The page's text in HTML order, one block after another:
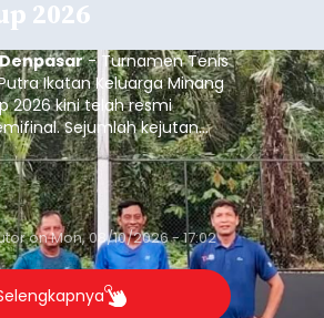
2026
- Turnamen Tenis
Ikatan Keluarga Minang
2026 kini telah resmi
Sejumlah kejutan
besar yang digelar di
Denpasar pada Minggu,
onMon, 08/10/2026 - 17:02